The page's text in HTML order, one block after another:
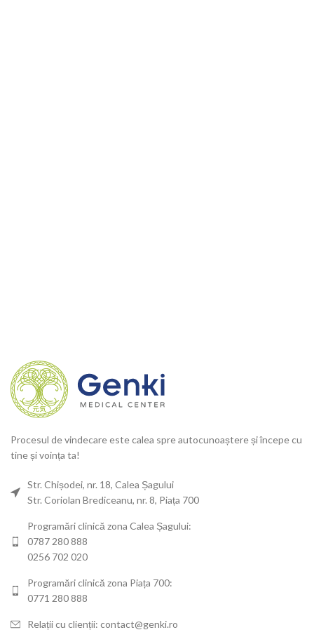
Procesul de vindecare este calea spre autocunoaștere și începe cu
tine și voința ta!
Str. Chișodei, nr. 18, Calea Șagului
Str. Coriolan Brediceanu, nr. 8, Piața 700
Programări clinică zona Calea Șagului:
0787 280 888
0256 702 020
Programări clinică zona Piața 700:
0771 280 888
Relații cu clienții: contact@genki.ro